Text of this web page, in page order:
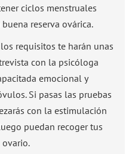
ciclos menstruales
reserva ovárica.
requisitos te harán unas
con la psicóloga
emocional y
Si pasas las pruebas
con la estimulación
puedan recoger tus